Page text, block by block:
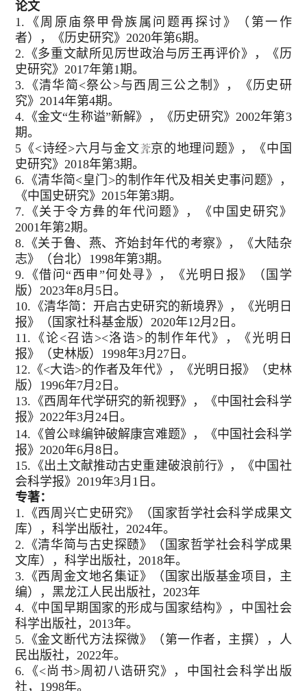
论文
1.《周原庙祭甲骨族属问题再探讨》（第一作
者），《历史研究》2020年第6期。
2.《多重文献所见厉世政治与厉王再评价》，《历
史研究》2017年第1期。
3.《清华简<祭公>与西周三公之制》，《历史研
究》2014年第4期。
4.《金文“生称谥”新解》，《历史研究》2002年第3
期。
5《<诗经>六月与金文
京的地理问题》，《中国
史研究》2018年第3期。
6.《清华简<皇门>的制作年代及相关史事问题》，
《中国史研究》2015年第3期。
7.《关于令方彝的年代问题》，《中国史研究》
2001年第2期。
8.《关于鲁、燕、齐始封年代的考察》，《大陆杂
志》（台北）1998年第3期。
9.《借问“西申”何处寻》，《光明日报》（国学
版）2023年8月5日。
10.《清华简：开启古史研究的新境界》，《光明日
报》（国家社科基金版）2020年12月2日。
11.《论<召诰><洛诰>的制作年代》，《光明日
报》（史林版）1998年3月27日。
12.《<大诰>的作者及年代》，《光明日报》（史林
版）1996年7月2日。
13.《西周年代学研究的新视野》，《中国社会科学
报》2022年3月24日。
14.《曾公
编钟破解康宫难题》，《中国社会科学
报》2020年6月8日。
15.《出土文献推动古史重建破浪前行》，《中国社
会科学报》2019年3月1日。
专著：
1.《西周兴亡史研究》（国家哲学社会科学成果文
库），科学出版社，2024年。
2.《清华简与古史探赜》（国家哲学社会科学成果
文库），科学出版社，2018年。
3.《西周金文地名集证》（国家出版基金项目，主
编），黑龙江人民出版社，2023年
4.《中国早期国家的形成与国家结构》，中国社会
科学出版社，2013年。
5.《金文断代方法探微》（第一作者，主撰），人
民出版社，2022年。
6.《<尚书>周初八诰研究》，中国社会科学出版
社，1998年。